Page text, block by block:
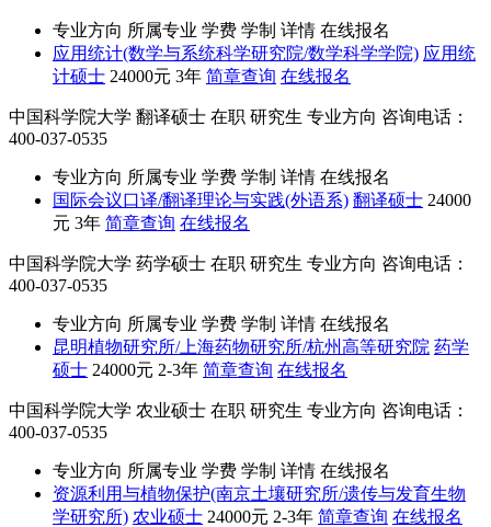
专业方向 所属专业 学费 学制 详情 在线报名
应用统计(数学与系统科学研究院/数学科学学院) 应用统
计硕士 24000元 3年 简章查询 在线报名
中国科学院大学 翻译硕士 在职 研究生 专业方向 咨询电话：
400-037-0535
专业方向 所属专业 学费 学制 详情 在线报名
国际会议口译/翻译理论与实践(外语系) 翻译硕士 24000
元 3年 简章查询 在线报名
中国科学院大学 药学硕士 在职 研究生 专业方向 咨询电话：
400-037-0535
专业方向 所属专业 学费 学制 详情 在线报名
昆明植物研究所/上海药物研究所/杭州高等研究院 药学
硕士 24000元 2-3年 简章查询 在线报名
中国科学院大学 农业硕士 在职 研究生 专业方向 咨询电话：
400-037-0535
专业方向 所属专业 学费 学制 详情 在线报名
资源利用与植物保护(南京土壤研究所/遗传与发育生物
学研究所) 农业硕士 24000元 2-3年 简章查询 在线报名